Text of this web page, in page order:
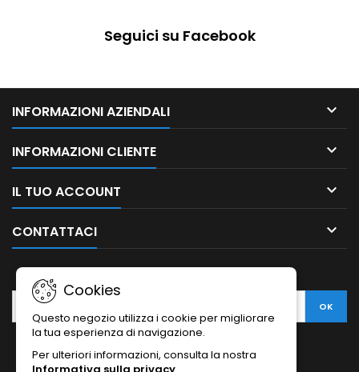
Seguici su Facebook
INFORMAZIONI AZIENDALI 
INFORMAZIONI CLIENTE 
IL TUO ACCOUNT 
CONTATTACI 
Cookies
Questo negozio utilizza i cookie per migliorare
la tua esperienza di navigazione.
Per ulteriori informazioni, consulta la nostra
NEWSLETTER